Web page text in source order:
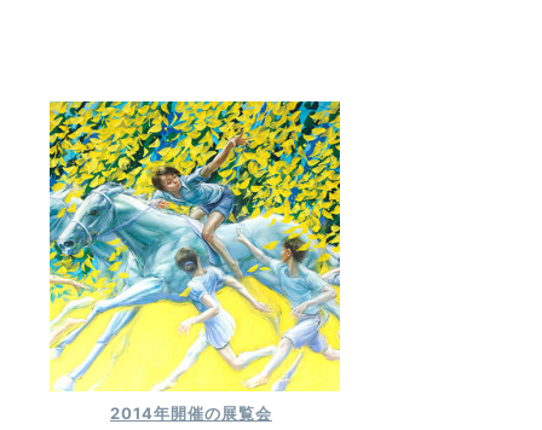
2014年開催の展覧会